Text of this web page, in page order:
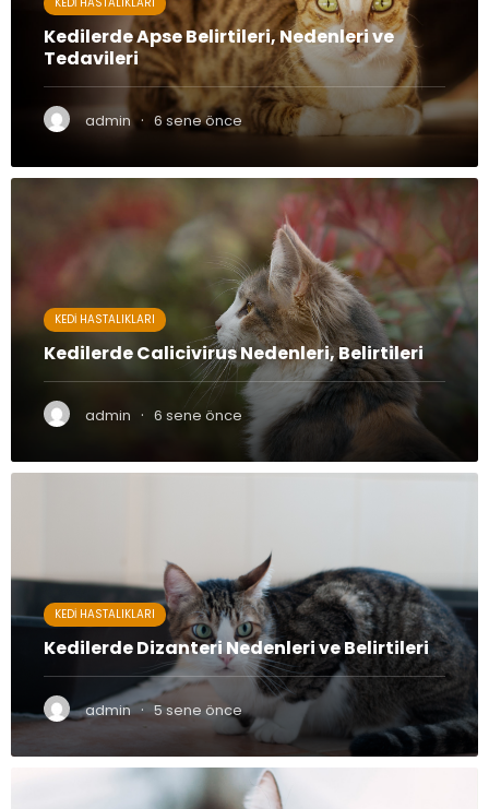
Kedilerde Apse Belirtileri, Nedenleri ve
Tedavileri
admin · 6 sene önce
KEDI HASTALIKLARI
Kedilerde Calicivirus Nedenleri, Belirtileri
admin · 6 sene önce
KEDI HASTALIKLARI
Kedilerde Dizanteri Nedenleri ve Belirtileri
admin · 5 sene önce